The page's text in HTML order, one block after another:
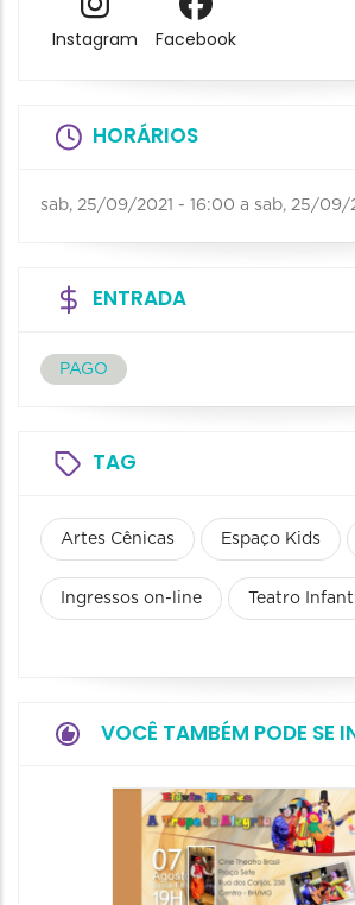
Instagram Facebook
HORÁRIOS
sab, 25/09/2021 - 16:00 a sab, 25/09/
ENTRADA
PAGO
TAG
Artes Cênicas Espaço Kids
Ingressos on-line Teatro
VOCÊ TAMBÉM PODE SE